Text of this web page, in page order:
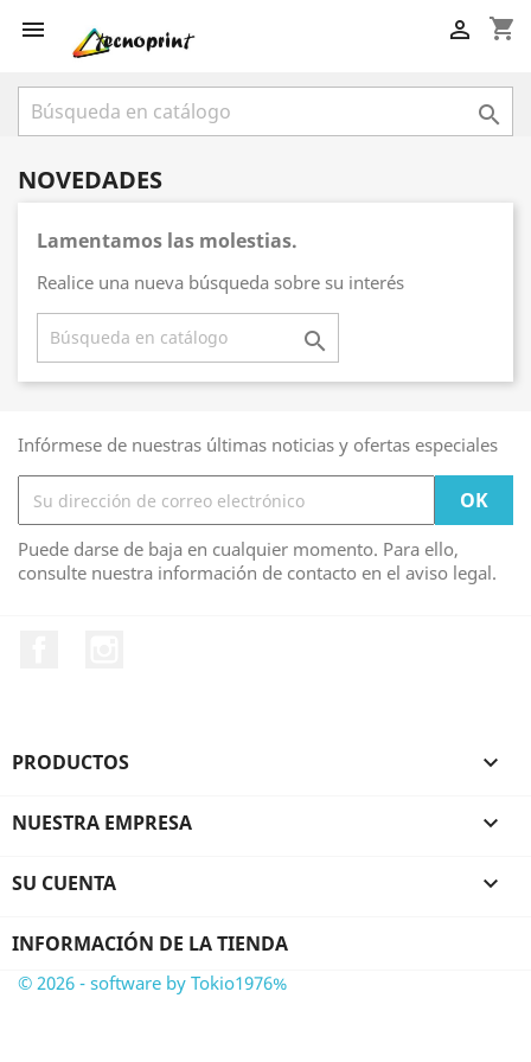
 shopping_cart


NOVEDADES
Lamentamos las molestias.
Realice una nueva búsqueda sobre su interés

Infórmese de nuestras últimas noticias y ofertas especiales
Puede darse de baja en cualquier momento. Para ello,
consulte nuestra información de contacto en el aviso legal.
PRODUCTOS 
NUESTRA EMPRESA 
SU CUENTA 
INFORMACIÓN DE LA TIENDA
© 2026 - software by Tokio1976%